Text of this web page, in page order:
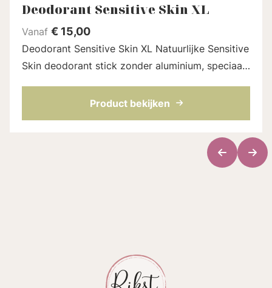
Deodorant Sensitive Skin XL
Vanaf € 15,00
Deodorant Sensitive Skin XL Natuurlijke Sensitive
Skin deodorant stick zonder aluminium, speciaal
natriumbicarbonaat en extra arrowroot om ...
Product bekijken